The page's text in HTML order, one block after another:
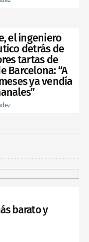
el ingeniero
detrás de
tartas de
Barcelona: “A
ya vendía
barato y